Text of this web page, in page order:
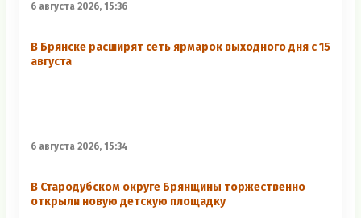
6 августа 2026, 15:36
В Брянске расширят сеть ярмарок выходного дня с 15
августа
6 августа 2026, 15:34
В Стародубском округе Брянщины торжественно
открыли новую детскую площадку